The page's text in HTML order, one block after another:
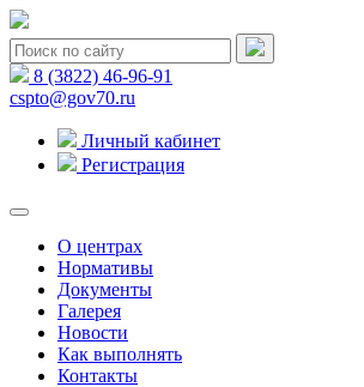
8 (3822) 46-96-91
cspto@gov70.ru
Личный кабинет
Регистрация
О центрах
Нормативы
Документы
Галерея
Новости
Как выполнять
Контакты